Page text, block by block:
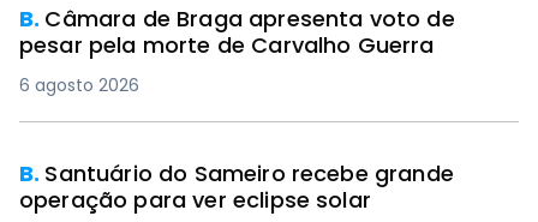
B. Câmara de Braga apresenta voto de
pesar pela morte de Carvalho Guerra
6 agosto 2026
B. Santuário do Sameiro recebe grande
operação para ver eclipse solar